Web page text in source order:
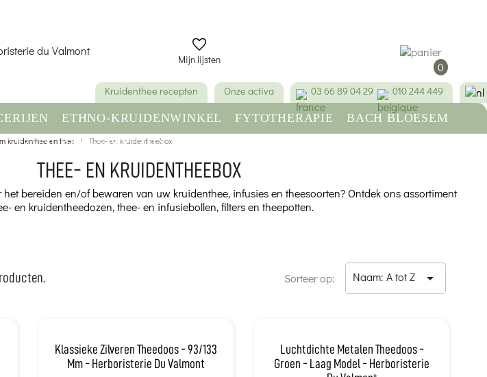
Mijn lijsten 0
Kruidenthee recepten Onze activa 03 66 89 04 29 010 244 449
ETHNO-KRUIDENWINKEL FYTOTHERAPIE
BACH BLOESEM
GEZONDHEID & WELZIJN
kruidenthee en thee Thee- en kruidentheebox
THEE- EN KRUIDENTHEEBOX
bereiden en/of bewaren van uw kruidenthee, infusies en theesoorten? Ontdek ons assortiment
en kruidentheedozen, thee- en infusiebollen, filters en theepotten.
Sorteer op: Naam: A tot Z 
Klassieke Zilveren Theedoos - 93/133
Mm - Herboristerie Du Valmont
Luchtdichte Metalen Theedoos -
Groen - Laag Model - Herboristerie